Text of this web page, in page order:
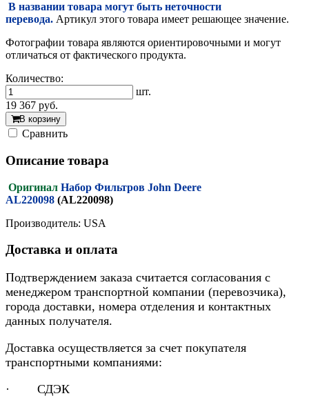
В названии товара могут быть неточности
перевода. Артикул этого товара имеет решающее значение.
Фотографии товара являются ориентировочными и могут
отличаться от фактического продукта.
Количество:
шт.
19 367 руб.
В корзину
Cравнить
Описание товара
Оригинал Набор Фильтров John Deere
AL220098 (AL220098)
Производитель: USA
Доставка и оплата
Подтверждением заказа считается согласования с
менеджером транспортной компании (перевозчика),
города доставки, номера отделения и контактных
данных получателя.
Доставка осуществляется за счет покупателя
транспортными компаниями:
· СДЭК